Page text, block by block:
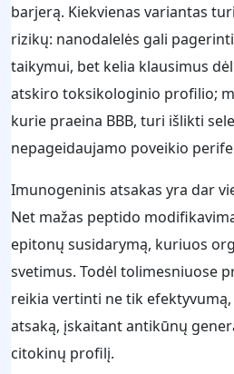
barjerą. Kiekvienas variantas
rizikų: nanodalelės gali
taikymui, bet kelia klausimus
atskiro toksikologinio profilio;
kurie praeina BBB, turi išlikti
nepageidaujamo poveikio
Imunogeninis atsakas yra dar
Net mažas peptido
epitonų susidarymą, kuriuos
svetimus. Todėl tolimesniuose
reikia vertinti ne tik
atsaką, įskaitant antikūnų
citokinų profilį.